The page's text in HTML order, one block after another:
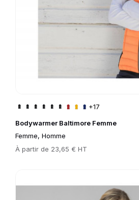
Bodywarmer Baltimore Femme
Femme, Homme
Prix
À partir de 23,65 € HT
+17